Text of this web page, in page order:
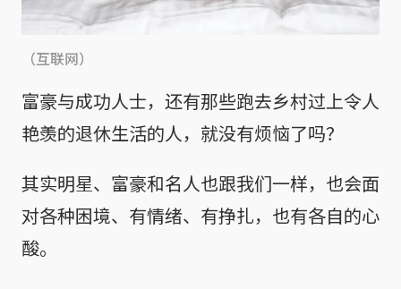
（互联网）
富豪与成功人士，还有那些跑去乡村过上令人
艳羡的退休生活的人，就没有烦恼了吗？
其实明星、富豪和名人也跟我们一样，也会面
对各种困境、有情绪、有挣扎，也有各自的心
酸。